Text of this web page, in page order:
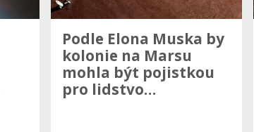
Podle Elona Muska by
kolonie na Marsu
mohla být pojistkou
pro lidstvo…